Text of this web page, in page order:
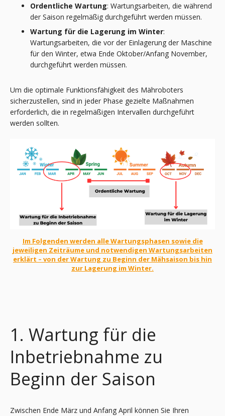
Ordentliche Wartung: Wartungsarbeiten, die während
der Saison regelmäßig durchgeführt werden müssen.
Wartung für die Lagerung im Winter:
Wartungsarbeiten, die vor der Einlagerung der Maschine
für den Winter, etwa Ende Oktober/Anfang November,
durchgeführt werden müssen.
Um die optimale Funktionsfähigkeit des Mähroboters
sicherzustellen, sind in jeder Phase gezielte Maßnahmen
erforderlich, die in regelmäßigen Intervallen durchgeführt
werden sollten.
Im Folgenden werden alle Wartungsphasen sowie die
jeweiligen Zeiträume und notwendigen Wartungsarbeiten
erklärt – von der Wartung zu Beginn der Mähsaison bis hin
zur Lagerung im Winter.
1. Wartung für die
Inbetriebnahme zu
Beginn der Saison
Zwischen Ende März und Anfang April können Sie Ihren